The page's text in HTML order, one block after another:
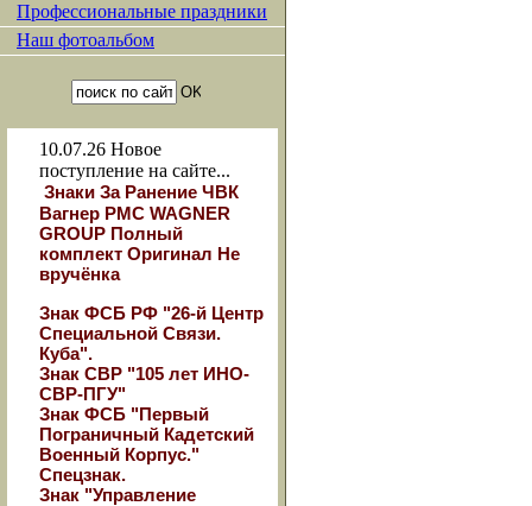
Профессиональные праздники
Наш фотоальбом
10.07.26 Новое
поступление на сайте...
Знаки За Ранение ЧВК
Вагнер РМС WAGNER
GROUP Полный
комплект Оригинал Не
вручёнка
Знак ФСБ РФ "26-й Центр
Специальной Связи.
Куба".
Знак СВР "105 лет ИНО-
СВР-ПГУ"
Знак ФСБ "Первый
Пограничный Кадетский
Военный Корпус."
Спецзнак.
Знак "Управление